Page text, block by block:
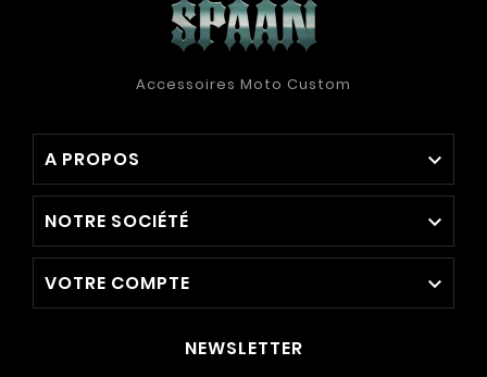
Accessoires Moto Custom
A PROPOS 
NOTRE SOCIÉTÉ 
VOTRE COMPTE 
NEWSLETTER